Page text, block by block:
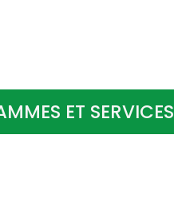
ET SERVICES